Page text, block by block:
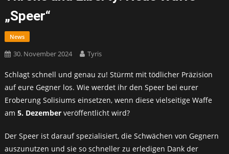
„Speer“
News
30. November 2024 Tyris
Schlagt schnell und genau zu! Stürmt mit tödlicher Präzision
auf eure Gegner los. Wie werdet ihr den Speer bei eurer
Eroberung Solisiums einsetzen, wenn diese vielseitige Waffe
am 5. Dezemberveröffentlicht wird?
Der Speer ist darauf spezialisiert, die Schwächen von Gegnern
auszunutzen und sie so schneller zu erledigen Dank der